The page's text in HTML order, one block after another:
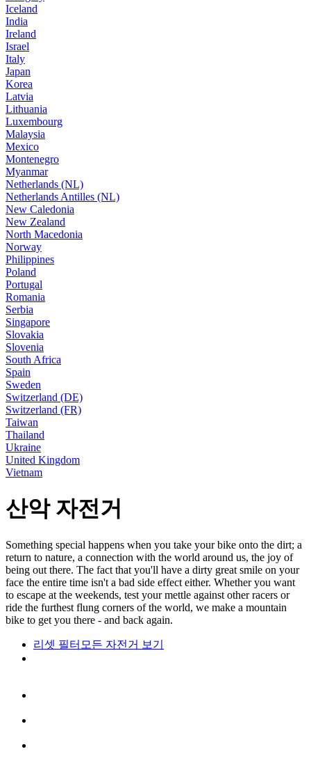
Iceland
India
Ireland
Israel
Italy
Japan
Korea
Latvia
Lithuania
Luxembourg
Malaysia
Mexico
Montenegro
Myanmar
Netherlands (NL)
Netherlands Antilles (NL)
New Caledonia
New Zealand
North Macedonia
Norway
Philippines
Poland
Portugal
Romania
Serbia
Singapore
Slovakia
Slovenia
South Africa
Spain
Sweden
Switzerland (DE)
Switzerland (FR)
Taiwan
Thailand
Ukraine
United Kingdom
Vietnam
산악 자전거
Something special happens when you take your bike onto the dirt; a
return to nature, a connection with the world around us, the joy of
being out there. The fact that you'll have a dirty great smile on your
face the entire time isn't a bad side effect either. Whether you want
to escape at the weekends, test your mettle against other racers or
ride the furthest flung corners of the world, we make a mountain
bike to get you there - and back again.
리셋 필터 모든 자전거 보기